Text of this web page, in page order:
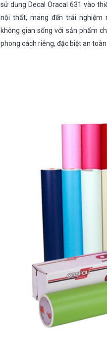
sử dụng Decal Oracal 631 vào
nội thất, mang đến trải
không gian sống với sản phẩm
phong cách riêng, đặc biệt an